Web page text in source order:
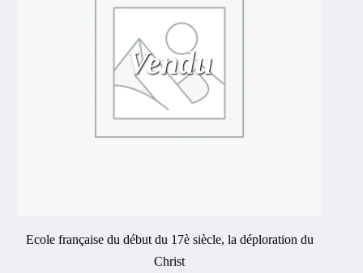
Vendu
Ecole française du début du 17è siècle, la déploration du
Christ